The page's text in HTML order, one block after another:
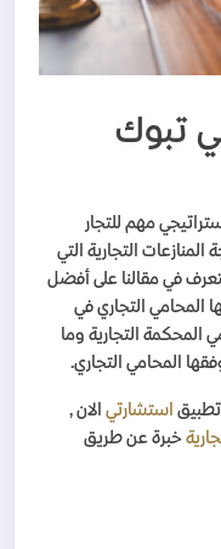
تبوك
مهم للتجار
التجارية التي
في مقالنا على أفضل
المحامي التجاري في
التجارية وما
المحامي التجاري.
استشارتي الان ,
خبرة عن طريق